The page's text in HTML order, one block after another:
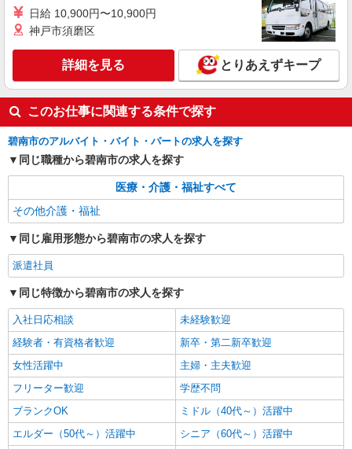
日給 10,900円〜10,900円
神戸市須磨区
詳細を見る とりあえずキープ
このお仕事に関連する条件で探す
碧南市のアルバイト・バイト・パートの求人を探す
同じ職種から碧南市の求人を探す
医療・介護・福祉すべて
その他介護・福祉
同じ雇用形態から碧南市の求人を探す
派遣社員
同じ特徴から碧南市の求人を探す
入社日応相談
未経験歓迎
経験者・有資格者歓迎
新卒・第二新卒歓迎
女性活躍中
主婦・主夫歓迎
フリーター歓迎
学歴不問
ブランクOK
ミドル（40代～）活躍中
エルダー（50代～）活躍中
シニア（60代～）活躍中